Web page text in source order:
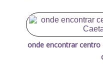
onde encontrar centro